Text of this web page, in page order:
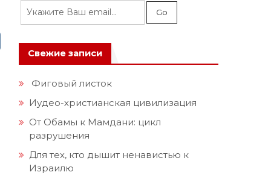
Свежие записи
Фиговый листок
Иудео-христианская цивилизация
От Обамы к Мамдани: цикл
разрушения
Для тех, кто дышит ненавистью к
Израилю